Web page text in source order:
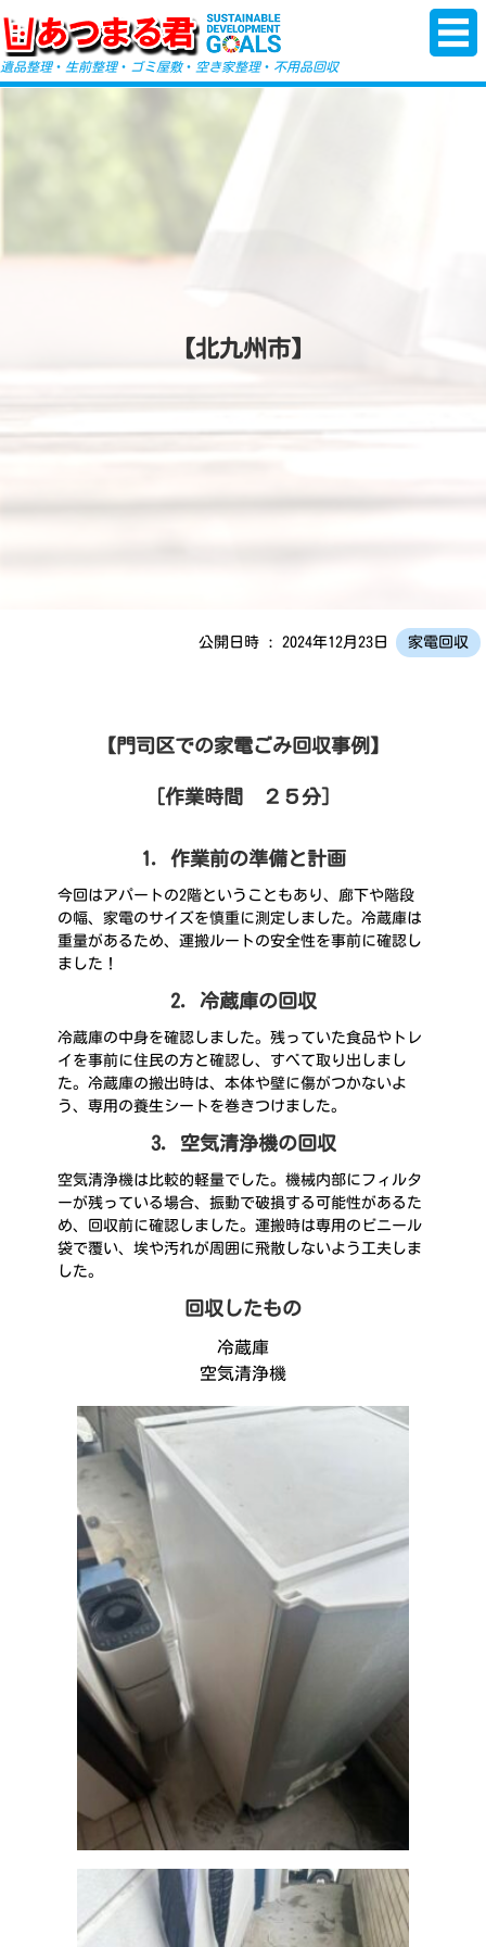
-->
遺品整理・ 生前整理・ ゴミ屋敷・ 空き家整理・ 不用品回収
【北九州市】
公開日時 : 2024年12月23日 家電回収
【門司区での家電ごみ回収事例】
［作業時間 ２５分］
1．作業前の準備と計画
今回はアパートの2階ということもあり、廊下や階段
の幅、家電のサイズを慎重に測定しました。冷蔵庫は
重量があるため、運搬ルートの安全性を事前に確認し
ました！
2．冷蔵庫の回収
冷蔵庫の中身を確認しました。残っていた食品やトレ
イを事前に住民の方と確認し、すべて取り出しまし
た。冷蔵庫の搬出時は、本体や壁に傷がつかないよ
う、専用の養生シートを巻きつけました。
3．空気清浄機の回収
空気清浄機は比較的軽量でした。機械内部にフィルタ
ーが残っている場合、振動で破損する可能性があるた
め、回収前に確認しました。運搬時は専用のビニール
袋で覆い、埃や汚れが周囲に飛散しないよう工夫しま
した。
回収したもの
冷蔵庫
空気清浄機